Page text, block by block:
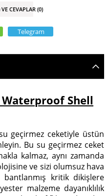
CEVAPLAR (0)
Telegram
Shell
geçirmez ceketiyle üstün
Bu su geçirmez ceket
kalmaz, aynı zamanda
ve sizi olumsuz hava
kritik dikişlere
malzeme dayanıklılık